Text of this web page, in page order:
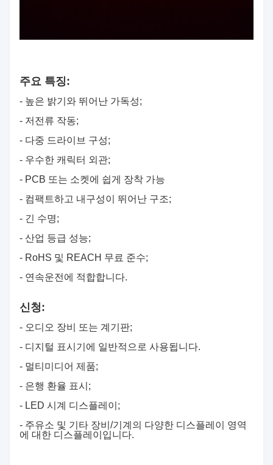
주요 특징:
- 높은 밝기와 뛰어난 가독성;
- 저전류 작동;
- 다중 드라이브 구성;
- 우수한 캐릭터 외관;
- PCB 또는 소켓에 쉽게 장착 가능
- 컴팩트하고 내구성이 뛰어난 구조;
- 긴 수명;
- 산업 등급 성능;
- RoHS 및 REACH 무료 준수;
- 연속운전에 적합합니다.
신청:
- 오디오 장비 또는 계기판;
- 디지털 표시기에 일반적으로 사용됩니다.
- 멀티미디어 제품;
- 은행 환율 표시;
- LED 시계 디스플레이;
- 주유소 및 기타 장비/기계의 다양한 디스플레이 영역
에 대한 디스플레이입니다.